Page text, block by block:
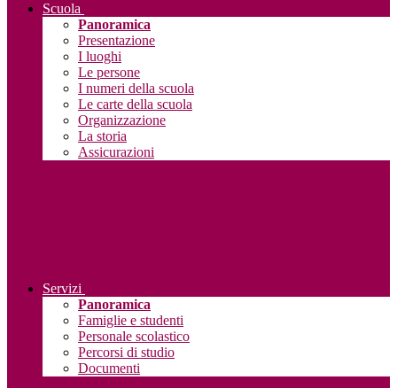
Scuola
Panoramica
Presentazione
I luoghi
Le persone
I numeri della scuola
Le carte della scuola
Organizzazione
La storia
Assicurazioni
Servizi
Panoramica
Famiglie e studenti
Personale scolastico
Percorsi di studio
Documenti